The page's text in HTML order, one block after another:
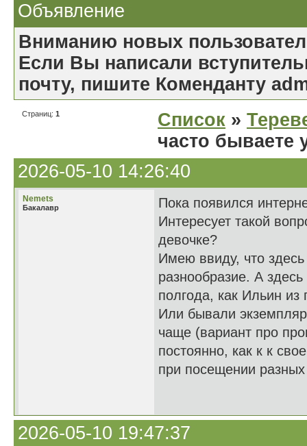
Объявление
Вниманию новых
Если Вы написали
почту, пишите Коменданту
Страниц: 1 Список »
часто бываете
2026-05-10 14:26:40
Nemets
Бакалавр
Пока появился
Интересует такой
девочке?
Имею ввиду, что
разнообразие. А
полгода, как Ильин
Или бывали
чаще (вариант про
постоянно, как к к
при посещении
2026-05-10 19:47:37